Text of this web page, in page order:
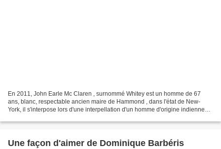
En 2011, John Earle Mc Claren , surnommé Whitey est un homme de 67
ans, blanc, respectable ancien maire de Hammond , dans l'état de New-
York, il s'interpose lors d'une interpellation d'un homme d'origine indienne
Une façon d'aimer de Dominique Barbéris